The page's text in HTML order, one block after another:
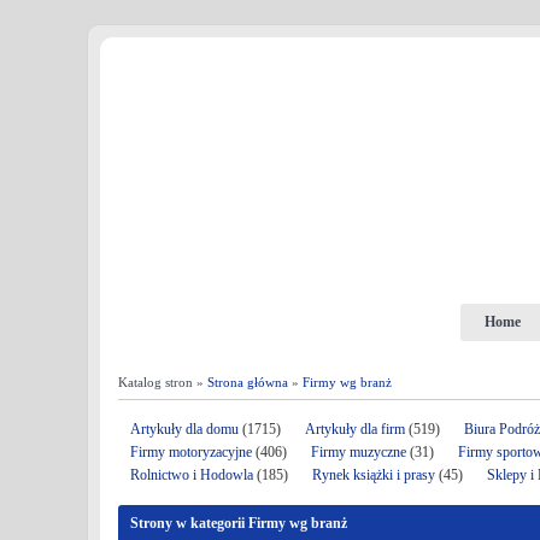
Home
Katalog stron » Strona główna » Firmy wg branż
Artykuły dla domu (1715) Artykuły dla firm (519)
Biura
Firmy motoryzacyjne (406) Firmy muzyczne (31)
Firmy
Rolnictwo i Hodowla (185) Rynek książki i prasy (45) Sklepy i
Strony w kategorii Firmy wg branż